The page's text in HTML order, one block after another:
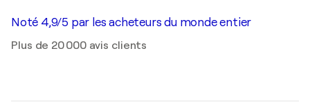
Noté 4,9/5 par les acheteurs du monde entier
Plus de 20 000 avis clients